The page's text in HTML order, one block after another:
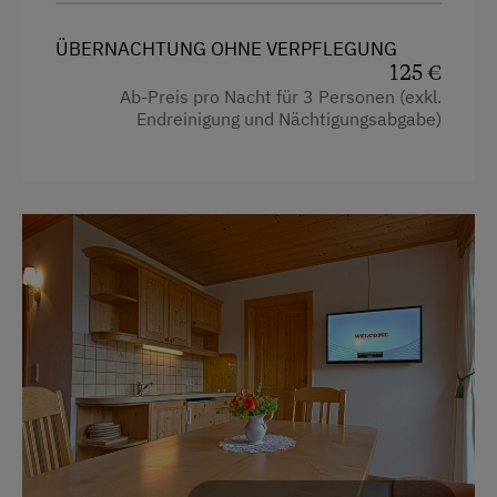
Heimatabend
Kegelbahn
Klettern
Klettersteig
Kletterwald
Kutschenfahrten
Leihrodeln
Minigolf
Garten
Haarföhn
Handtücher
Kinderbett
Mikrowelle
Reinigungsausstattung in der Wohnung
Toaster
Toilette
Wasserkocher
Küche
ÜBERNACHTUNG OHNE VERPFLEGUNG
125 €
Ab-Preis pro Nacht für 3 Personen (exkl.
Endreinigung und Nächtigungsabgabe)